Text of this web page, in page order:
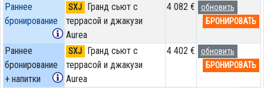
Раннее
бронирование
SXJ
Гранд сьют с
террасой и джакузи
Aurea
4 082 €
обновить
БРОНИРОВАТЬ
Раннее
бронирование
+ напитки
SXJ
Гранд сьют с
террасой и джакузи
Aurea
4 402 €
обновить
БРОНИРОВАТЬ